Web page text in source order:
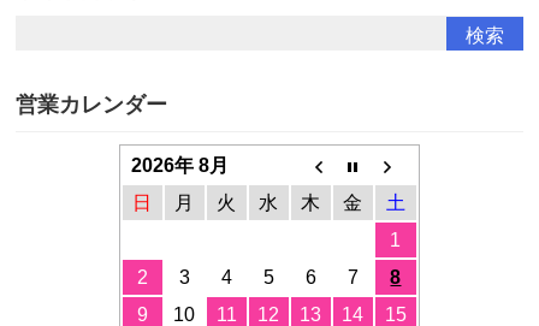
営業カレンダー
2026年 8月
日
月 火 水 木 金
土
1
2
3 4 5 6 7
8
9
10 11 12 13 14
15